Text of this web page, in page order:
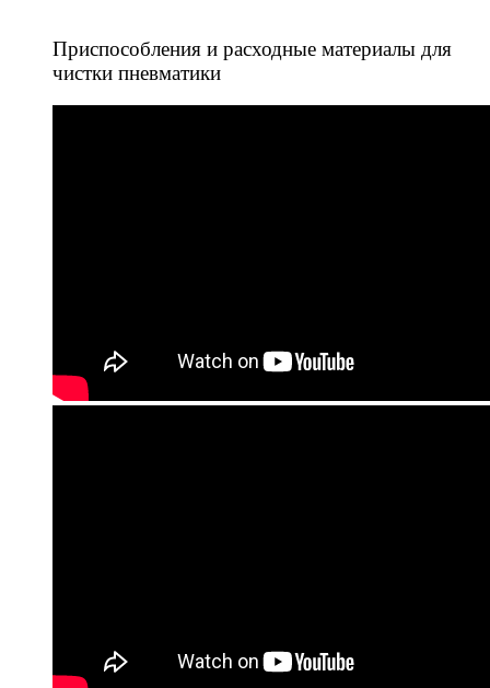
Приспособления и расходные материалы для
чистки пневматики